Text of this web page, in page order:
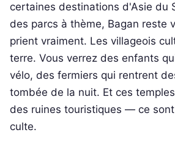
certaines destinations d'Asie du
des parcs à thème, Bagan reste
prient vraiment. Les villageois
terre. Vous verrez des enfants
vélo, des fermiers qui rentrent
tombée de la nuit. Et ces
des ruines touristiques — ce
culte.